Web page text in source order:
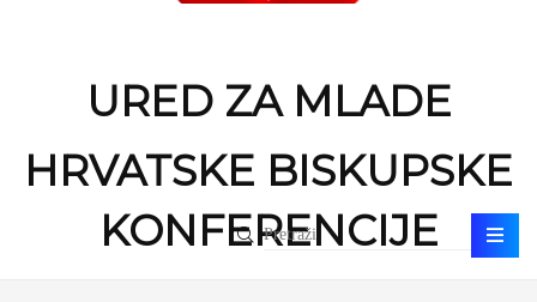
URED ZA MLADE
HRVATSKE BISKUPSKE
KONFERENCIJE